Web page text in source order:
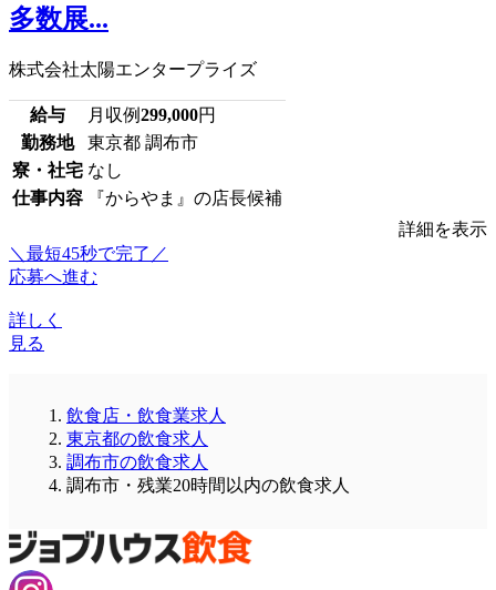
多数展...
株式会社太陽エンタープライズ
給与 月収例299,000円
勤務地
東京都 調布市
寮・社宅 なし
仕事内容
『からやま』の店長候補
詳細を表示
＼最短45秒で完了／
応募へ進む
詳しく
見る
飲食店・飲食業求人
東京都の飲食求人
調布市の飲食求人
調布市・残業20時間以内の飲食求人